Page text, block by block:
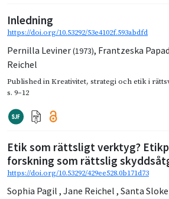
Inledning
https://doi.org/10.53292/53e4102f.593abdfd
Pernilla Leviner(1973), Frantzeska
Reichel
Published inKreativitet, strategi och etik i
s. 9–12
Etik som rättsligt verktyg?
forskning som rättslig
https://doi.org/10.53292/429ee528.0b171d73
Sophia Pagil , Jane Reichel , Santa